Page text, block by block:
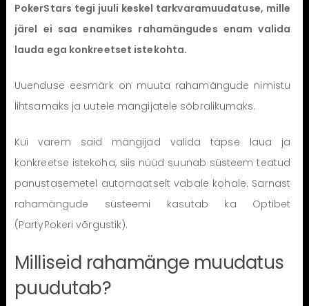
PokerStars tegi juuli keskel tarkvaramuudatuse, mille
järel ei saa enamikes rahamängudes enam valida
lauda ega konkreetset istekohta.
Uuenduse eesmärk on muuta rahamängude nimistu
lihtsamaks ja uutele mängijatele sõbralikumaks.
Kui varem said mängijad valida täpse laua ja
konkreetse istekoha, siis nüüd suunab süsteem teatud
panustasemetel automaatselt vabale kohale. Sarnast
rahamängude süsteemi kasutab ka Optibet
(PartyPokeri võrgustik).
Milliseid rahamänge muudatus
puudutab?